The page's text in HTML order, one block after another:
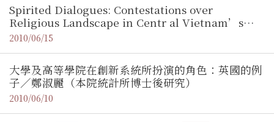
Spirited Dialogues: Contestations over
Religious Landscape in Centr al Vietnam’s
Littoral Society／Edyta Roszko（德國Max-
Planck-Institute社會人類學博士候選人 ） :
2010/06/15
大學及高等學院在創新系統所扮演的角色：英國的例
子／鄭淑麗（本院統計所博士後研究）
2010/06/10